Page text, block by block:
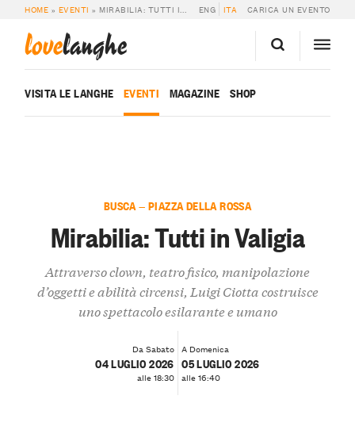
HOME » EVENTI » MIRABILIA: TUTTI IN VALIGIA ENG ITA CARICA UN EVENTO
lovelanghe
VISITA LE LANGHE EVENTI MAGAZINE SHOP
BUSCA — PIAZZA DELLA ROSSA
Mirabilia: Tutti in Valigia
Attraverso clown, teatro fisico, manipolazione
d’oggetti e abilità circensi, Luigi Ciotta costruisce
uno spettacolo esilarante e umano
Da Sabato
04 LUGLIO 2026
alle 18:30
A Domenica
05 LUGLIO 2026
alle 16:40